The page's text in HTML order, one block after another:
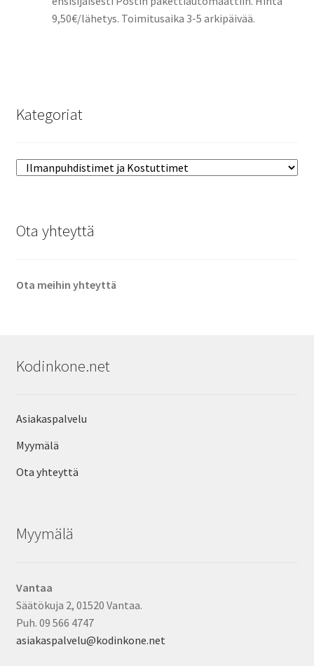
9,50€/lähetys. Toimitusaika 3-5 arkipäivää.
Kategoriat
Ota yhteyttä
Ota meihin yhteyttä
Kodinkone.net
Asiakaspalvelu
Myymälä
Ota yhteyttä
Myymälä
Vantaa
Säätökuja 2, 01520 Vantaa.
Puh. 09 566 4747
asiakaspalvelu@kodinkone.net